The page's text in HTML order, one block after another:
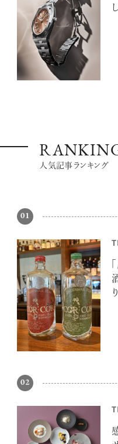
人気記事ランキング
01
02